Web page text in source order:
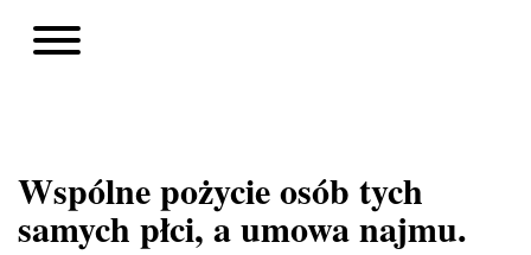
Wspólne pożycie osób tych
samych płci, a umowa najmu.